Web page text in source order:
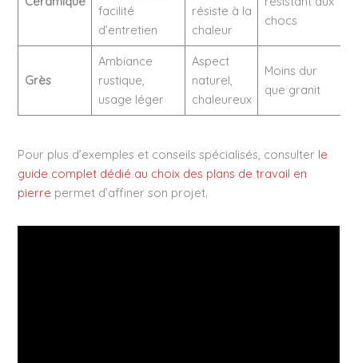
facilité
d’entretien
résiste à la
chaleur
chocs
Grès
Ambiance
rustique,
usage léger
Aspect
naturel,
chaleureux
Moins dur
que granit
Pour plus d’exemples et conseils spécialisés, consulter le
guide complet dédié au choix des plans de travail en
pierre permet d’affiner son projet.